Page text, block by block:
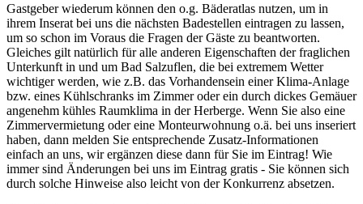
Gastgeber wiederum können den o.g. Bäderatlas nutzen, um in
ihrem Inserat bei uns die nächsten Badestellen eintragen zu lassen,
um so schon im Voraus die Fragen der Gäste zu beantworten.
Gleiches gilt natürlich für alle anderen Eigenschaften der fraglichen
Unterkunft in und um Bad Salzuflen, die bei extremem Wetter
wichtiger werden, wie z.B. das Vorhandensein einer Klima-Anlage
bzw. eines Kühlschranks im Zimmer oder ein durch dickes Gemäuer
angenehm kühles Raumklima in der Herberge. Wenn Sie also eine
Zimmervermietung oder eine Monteurwohnung o.ä. bei uns inseriert
haben, dann melden Sie entsprechende Zusatz-Informationen
einfach an uns, wir ergänzen diese dann für Sie im Eintrag! Wie
immer sind Änderungen bei uns im Eintrag gratis - Sie können sich
durch solche Hinweise also leicht von der Konkurrenz absetzen.